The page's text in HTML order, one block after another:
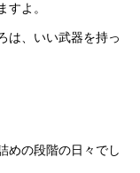
よ。
は、いい武器を持っ
めの段階の日々でし